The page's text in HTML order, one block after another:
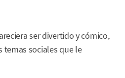
ser divertido y cómico,
temas sociales que le